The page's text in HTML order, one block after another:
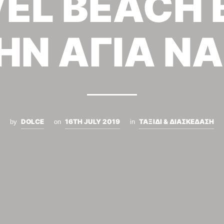
ΑΓΙΑ
by DOLCE on 16TH JULY 2019 in ΤΑΞΙΔΙ & ΔΙΑΣΚΕΔΑΣΗ